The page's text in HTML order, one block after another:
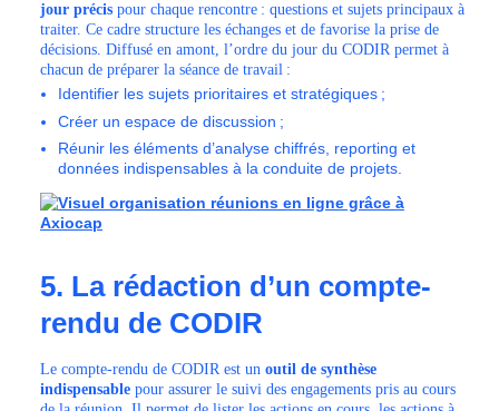
jour précis pour chaque rencontre : questions et sujets principaux à
traiter. Ce cadre structure les échanges et de favorise la prise de
décisions. Diffusé en amont, l’ordre du jour du CODIR permet à
chacun de préparer la séance de travail :
Identifier les sujets prioritaires et stratégiques ;
Créer un espace de discussion ;
Réunir les éléments d’analyse chiffrés, reporting et
données indispensables à la conduite de projets.
5. La rédaction d’un compte-
rendu de CODIR
Le compte-rendu de CODIR est un outil de synthèse
indispensable pour assurer le suivi des engagements pris au cours